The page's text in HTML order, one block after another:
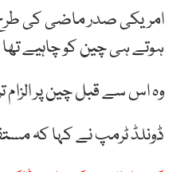
امریکی صدر ماضی کی طرح
ہوتے ہی چین کو چاہیے
وہ اس سے قبل چین پر
ڈونلڈ ٹرمپ نے کہا کہ